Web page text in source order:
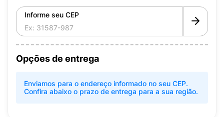
Informe seu CEP
Opções de entrega
Enviamos para o endereço informado no seu CEP.
Confira abaixo o prazo de entrega para a sua região.